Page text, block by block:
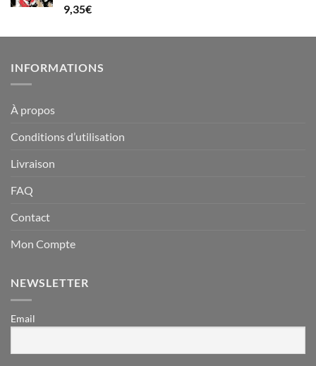
Note5.00
sur 5
9,35€
INFORMATIONS
À propos
Conditions d’utilisation
Livraison
FAQ
Contact
Mon Compte
NEWSLETTER
Email